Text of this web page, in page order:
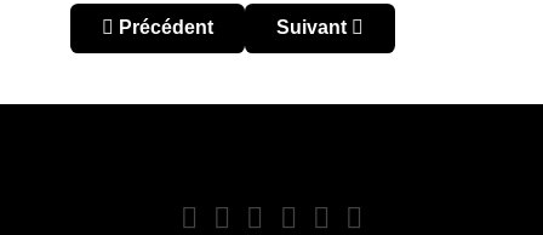
Article précédent : Charles Aránguiz, le prince
Précédent Article suivant : Gerson, le
Suivant